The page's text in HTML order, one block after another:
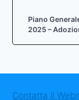
Piano
2025 –
Contatta il